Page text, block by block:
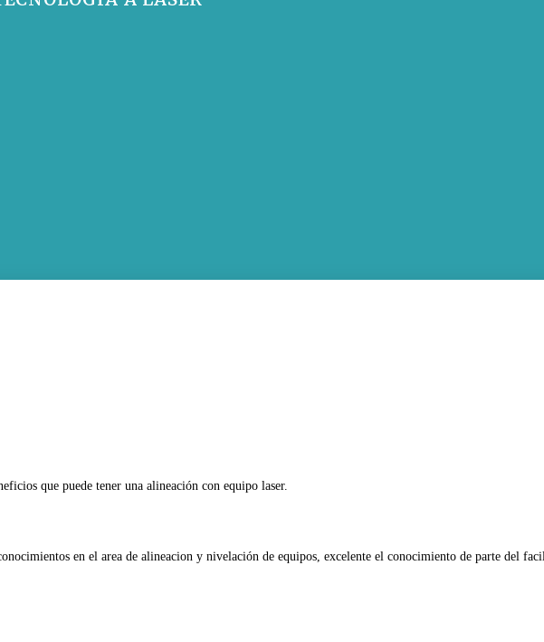
que puede tener una alineación con equipo laser.
en el area de alineacion y nivelación de equipos, excelente el conocimiento de parte del